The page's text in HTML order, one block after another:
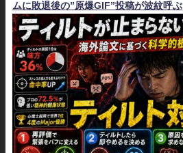
ムに敗退後の”原爆GIF”投稿が波紋呼ぶ